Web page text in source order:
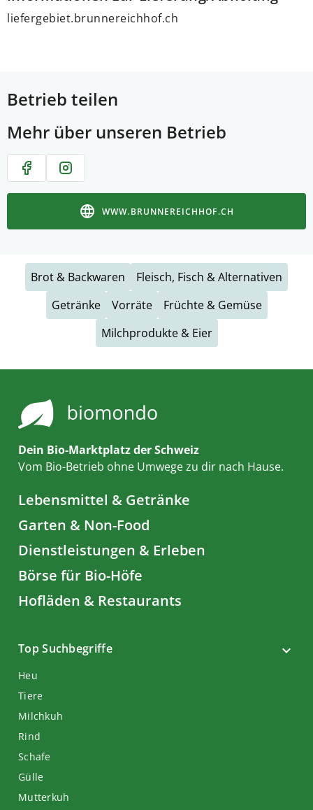
liefergebiet.brunnereichhof.ch
Betrieb teilen
Mehr über unseren Betrieb
WWW.BRUNNEREICHHOF.CH
Brot & Backwaren
Fleisch, Fisch & Alternativen
Getränke
Vorräte
Früchte & Gemüse
Milchprodukte & Eier
Dein Bio-Marktplatz der Schweiz
Vom Bio-Betrieb ohne Umwege zu dir nach Hause.
Lebensmittel & Getränke
Garten & Non-Food
Dienstleistungen & Erleben
Börse für Bio-Höfe
Hofläden & Restaurants
Top Suchbegriffe
Heu
Tiere
Milchkuh
Rind
Schafe
Gülle
Mutterkuh